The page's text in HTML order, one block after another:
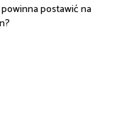
postawić na